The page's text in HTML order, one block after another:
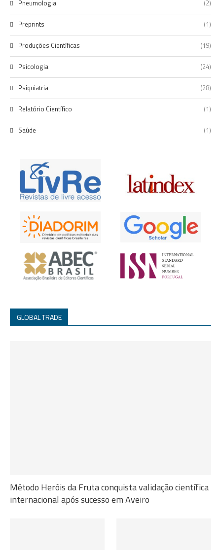
Pneumologia (2)
Preprints (1)
Produções Científicas (19)
Psicologia (24)
Psiquiatria (28)
Relatório Científico (1)
Saúde (1)
GLOBAL TRADE
Método Heróis da Fruta conquista validação científica
internacional após sucesso em Aveiro